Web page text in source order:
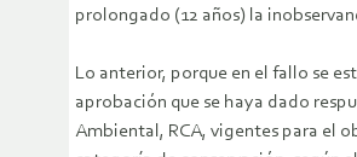
prolongado (12 años) la
Lo anterior, porque en el fallo se
aprobación que se haya dado
Ambiental, RCA, vigentes para el